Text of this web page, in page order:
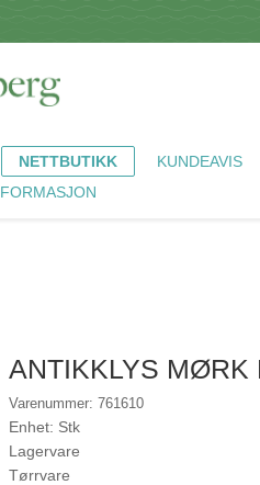
NETTBUTIKK KUNDEAVIS
ANTIKKLYS MØRK
Varenummer: 761610
Enhet: Stk
Lagervare
Tørrvare